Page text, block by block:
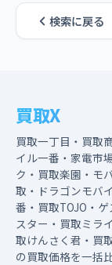
検索に戻る
買取X
買取一丁目・買取
イル一番・家電市
ク・買取楽園・モ
取・ドラゴンモバ
番・買取TOJO・
スター・買取ミラ
取けんさく君・買
の買取価格を一括